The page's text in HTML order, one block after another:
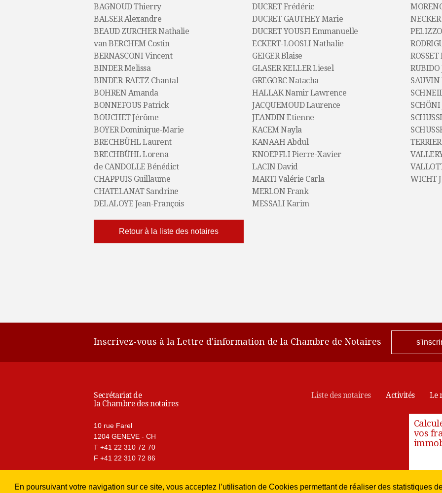
En poursuivant votre navigation sur ce site, vous acceptez l’utilisation de Cookies permettant de réaliser des statistiques
BAGNOUD Thierry
BALSER Alexandre
BEAUD ZURCHER Nathalie
van BERCHEM Costin
BERNASCONI Vincent
BINDER Melissa
BINDER-RAETZ Chantal
BOHREN Amanda
BONNEFOUS Patrick
BOUCHET Jérôme
BOYER Dominique-Marie
BRECHBÜHL Laurent
BRECHBÜHL Lorena
de CANDOLLE Bénédict
CHAPPUIS Guillaume
CHATELANAT Sandrine
DELALOYE Jean-François
DUCRET Frédéric
DUCRET GAUTHEY Marie
DUCRET YOUSFI Emmanuelle
ECKERT-LOOSLI Nathalie
GEIGER Blaise
GLASER KELLER Liesel
GREGORC Natacha
HALLAK Namir Lawrence
JACQUEMOUD Laurence
JEANDIN Etienne
KACEM Nayla
KANAAH Abdul
KNOEPFLI Pierre-Xavier
LACIN David
MARTI Valérie Carla
MERLON Frank
MESSALI Karim
SAUVIN
WICHT
Retour à la liste des notaires
Inscrivez-vous à la Lettre d'information de la Chambre de Notaires
Secrétariat de
la Chambre des notaires
10 rue Farel
1204 GENEVE - CH
T +41 22 310 72 70
F +41 22 310 72 86
Nous contacter
Liste des notaires Activités Le
vos